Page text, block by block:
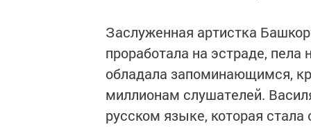
Заслуженная артистка
проработала на эстраде,
обладала запоминающимся,
миллионам слушателей.
русском языке, которая